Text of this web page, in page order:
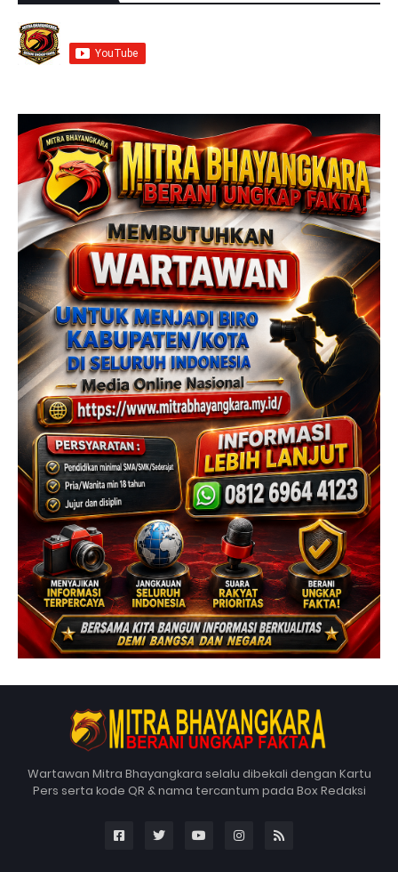
Wartawan Mitra Bhayangkara selalu dibekali dengan Kartu
Pers serta kode QR & nama tercantum pada Box Redaksi